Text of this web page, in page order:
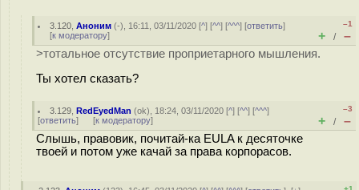
3.120 ,Аноним (-), 16:11, 03/11/2020 [^] [^^] [^^^] [ответить]
[к модератору]
–1
+ / –
>тотальное отсутствие проприетарного мышления.
Ты хотел сказать?
3.129 ,RedEyedMan (ok), 18:24, 03/11/2020 [^] [^^] [^^^]
[ответить] [к модератору]
–3
+ / –
Слышь, правовик, почитай-ка EULA к десяточке
твоей и потом уже качай за права корпорасов.